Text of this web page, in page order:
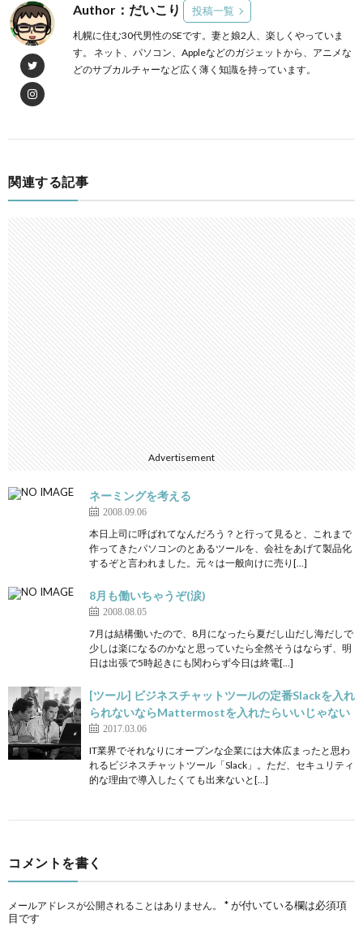
Author：だいこり 投稿一覧
札幌に住む30代男性のSEです。妻と娘2人、楽しくやっていま
す。 ネット、パソコン、Appleなどのガジェットから、アニメな
どのサブカルチャーなど広く薄く知識を持っています。
関連する記事
Advertisement
ネーミングを考える
2008.09.06
本日上司に呼ばれてなんだろう？と行って見ると、これまで
作ってきたパソコンのとあるツールを、会社をあげて製品化
するぞと言われました。元々は一般向けに売り[…]
8月も働いちゃうぞ(涙)
2008.08.05
7月は結構働いたので、8月になったら夏だし山だし海だしで
少しは楽になるのかなと思っていたら全然そうはならず、明
日は出張で5時起きにも関わらず今日は終電[…]
[ツール] ビジネスチャットツールの定番Slackを入れ
られないならMattermostを入れたらいいじゃない
2017.03.06
IT業界でそれなりにオープンな企業には大体広まったと思わ
れるビジネスチャットツール「Slack」。ただ、セキュリティ
的な理由で導入したくても出来ないと[…]
コメントを書く
メールアドレスが公開されることはありません。 *が付いている欄は必須項
目です